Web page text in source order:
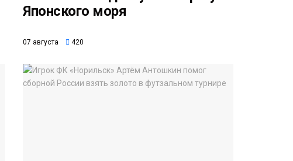
Японского моря
07 августа 420